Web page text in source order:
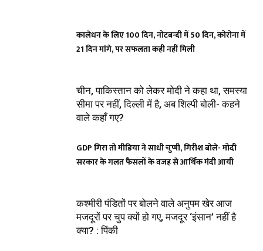
कालेधन के लिए 100 दिन, नोटबन्दी में 50 दिन, कोरोना में
21 दिन मांगे, पर सफलता कही नहीं मिली
चीन, पाकिस्तान को लेकर मोदी ने कहा था, समस्या
सीमा पर नहीं, दिल्ली में है, अब शिल्पी बोली- कहने
वाले कहाँ गए?
GDP गिरा तो मीडिया ने साधी चुप्पी, गिरीश बोले- मोदी
सरकार के गलत फैसलों के वजह से आर्थिक मंदी आयी
कश्मीरी पंडितों पर बोलने वाले अनुपम खेर आज
मजदूरों पर चुप क्यों हो गए, मजदूर ‘इंसान’ नहीं है
क्या? : पिंकी